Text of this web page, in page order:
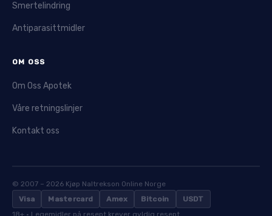
Smertelindring
Antiparasittmidler
OM OSS
Om Oss Apotek
Våre retningslinjer
Kontakt oss
© 2007 – 2026 Kjøp Naltrekson Online Norge
Visa
Mastercard Amex Bitcoin
USDT
18+ · Legemidler på resept krever gyldig resept